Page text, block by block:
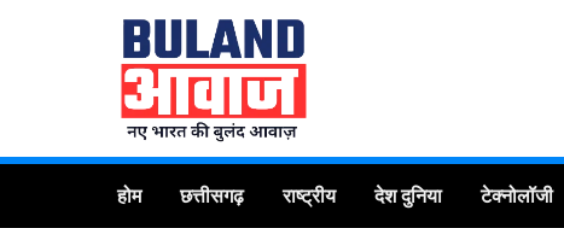
होम छत्तीसगढ़ राष्ट्रीय देश दुनिया टेक्नोलॉजी